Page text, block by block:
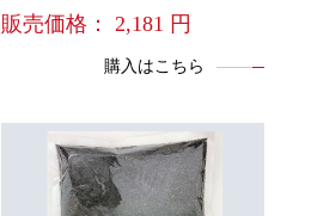
販売価格： 2,181 円
購入はこちら